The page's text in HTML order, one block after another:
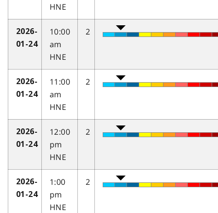
HNE
2026-
01-24
10:00
am
HNE
2
2026-
01-24
11:00
am
HNE
2
2026-
01-24
12:00
pm
HNE
2
2026-
01-24
1:00
pm
HNE
2